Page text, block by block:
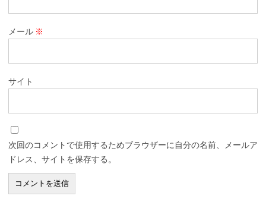
メール ※
サイト
次回のコメントで使用するためブラウザーに自分の名前、メールア
ドレス、サイトを保存する。